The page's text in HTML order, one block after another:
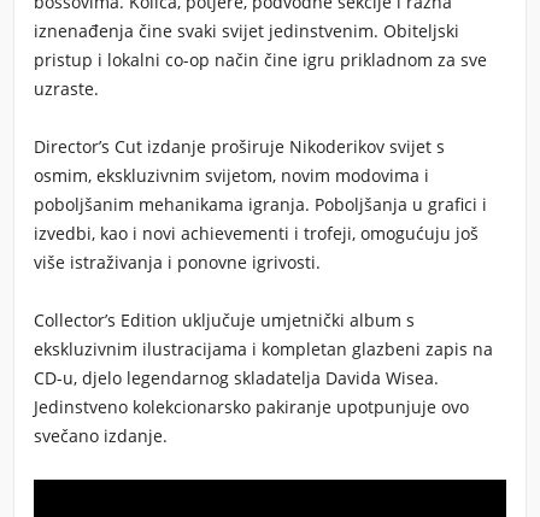
iznenađenja čine svaki svijet jedinstvenim. Obiteljski
pristup i lokalni co-op način čine igru prikladnom za sve
uzraste.
Director’s Cut izdanje proširuje Nikoderikov svijet s
osmim, ekskluzivnim svijetom, novim modovima i
poboljšanim mehanikama igranja. Poboljšanja u grafici i
izvedbi, kao i novi achievementi i trofeji, omogućuju još
više istraživanja i ponovne igrivosti.
Collector’s Edition uključuje umjetnički album s
ekskluzivnim ilustracijama i kompletan glazbeni zapis na
CD-u, djelo legendarnog skladatelja Davida Wisea.
Jedinstveno kolekcionarsko pakiranje upotpunjuje ovo
svečano izdanje.